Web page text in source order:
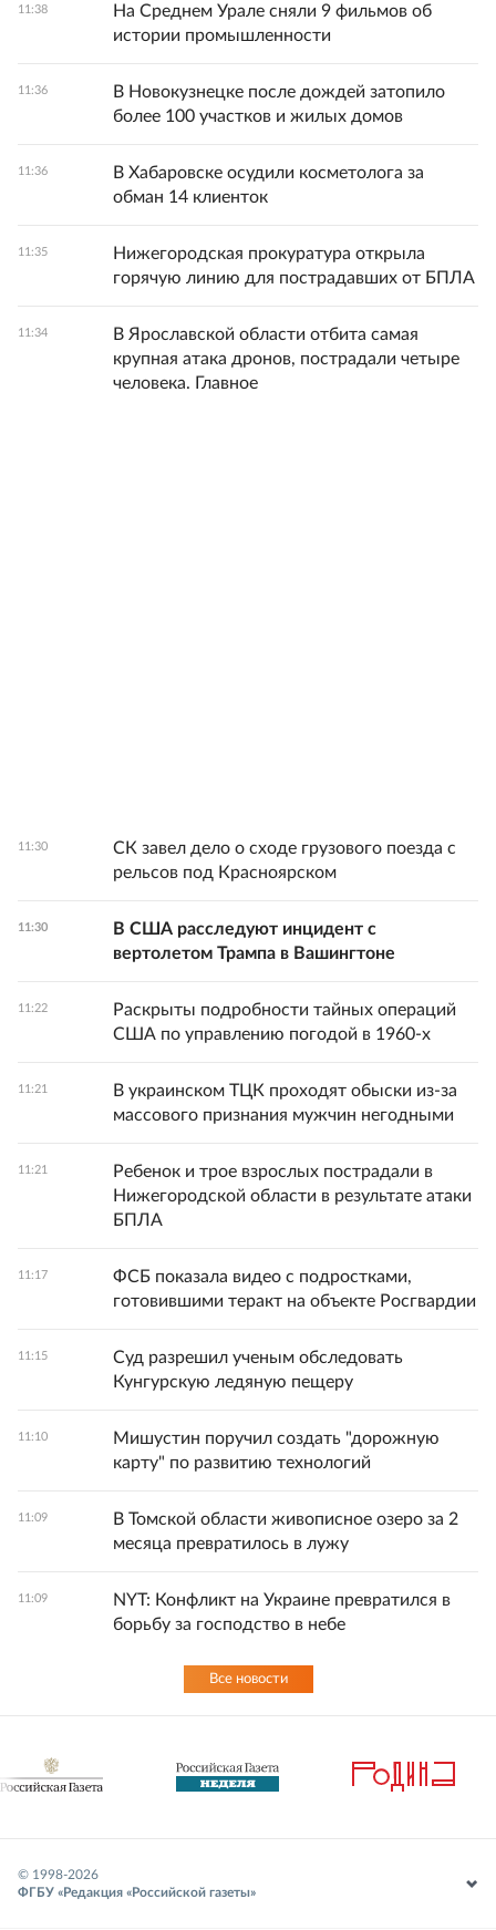
11:38
На Среднем Урале сняли 9 фильмов об
истории промышленности
11:36
В Новокузнецке после дождей затопило
более 100 участков и жилых домов
11:36
В Хабаровске осудили косметолога за
обман 14 клиенток
11:35
Нижегородская прокуратура открыла
горячую линию для пострадавших от БПЛА
11:34
В Ярославской области отбита самая
крупная атака дронов, пострадали четыре
человека. Главное
11:30
СК завел дело о сходе грузового поезда с
рельсов под Красноярском
11:30
В США расследуют инцидент с
вертолетом Трампа в Вашингтоне
11:22
Раскрыты подробности тайных операций
США по управлению погодой в 1960-х
11:21
В украинском ТЦК проходят обыски из-за
массового признания мужчин негодными
11:21
Ребенок и трое взрослых пострадали в
Нижегородской области в результате атаки
БПЛА
11:17
ФСБ показала видео с подростками,
готовившими теракт на объекте Росгвардии
11:15
Суд разрешил ученым обследовать
Кунгурскую ледяную пещеру
11:10
Мишустин поручил создать "дорожную
карту" по развитию технологий
11:09
В Томской области живописное озеро за 2
месяца превратилось в лужу
11:09
NYT: Конфликт на Украине превратился в
борьбу за господство в небе
Все новости
© 1998-2026
ФГБУ «Редакция «Российской газеты»